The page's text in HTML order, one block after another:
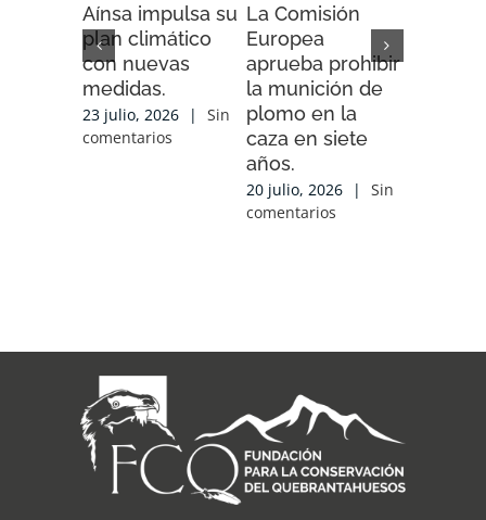
Aínsa impulsa su
plan climático
con nuevas
medidas.
23 julio, 2026 |
Sin
comentarios
La Comisión
Europea
aprueba prohibir
la munición de
plomo en la
caza en siete
años.
20 julio, 2026 |
Sin
comentarios